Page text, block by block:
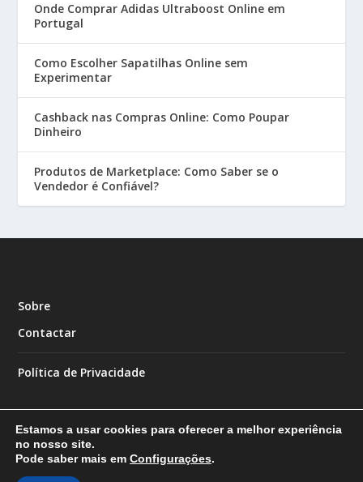
Onde Comprar Adidas Ultraboost Online em
Portugal
Como Escolher Sapatilhas Online sem
Experimentar
Cashback nas Compras Online: Como Poupar
Dinheiro
Produtos de Marketplace: Como Saber se o
Vendedor é Confiável?
Sobre
Contactar
Política de Privacidade
Designed by
Estamos a usar cookies para oferecer a melhor experiência
no nosso site.
Pode saber mais em Configurações.